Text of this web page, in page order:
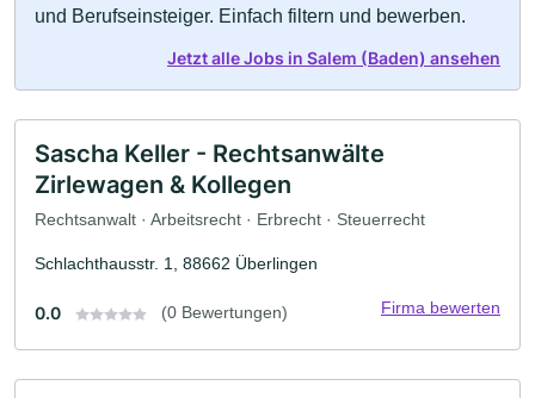
und Berufseinsteiger. Einfach filtern und bewerben.
Jetzt alle Jobs in Salem (Baden) ansehen
Sascha Keller - Rechtsanwälte
Zirlewagen & Kollegen
Rechtsanwalt · Arbeitsrecht · Erbrecht · Steuerrecht
Schlachthausstr. 1, 88662 Überlingen
0.0 (0 Bewertungen) Firma bewerten